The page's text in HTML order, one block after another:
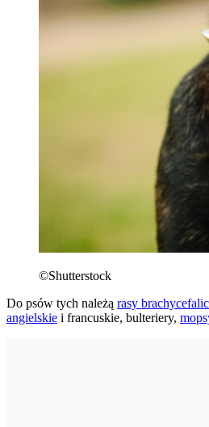
©Shutterstock
Do psów tych należą rasy
angielskie i francuskie, bulteriery,